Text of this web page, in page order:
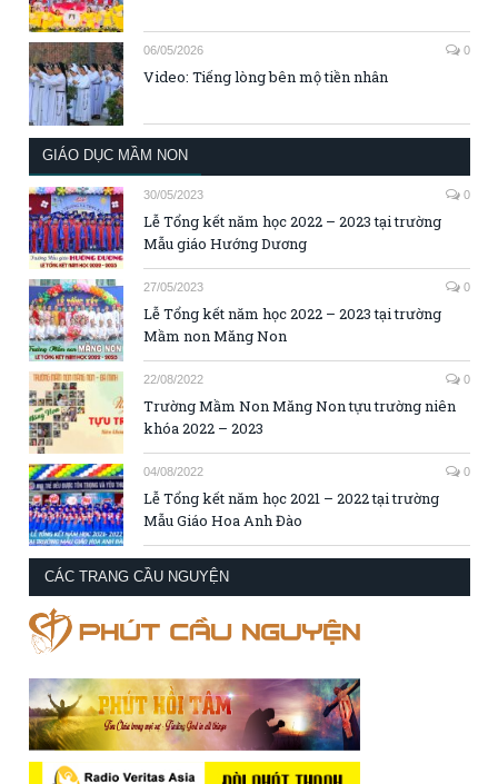
06/05/2026 0
Video: Tiếng lòng bên mộ tiền nhân
GIÁO DỤC MẦM NON
30/05/2023 0
Lễ Tổng kết năm học 2022 – 2023 tại trường
Mẫu giáo Hướng Dương
27/05/2023 0
Lễ Tổng kết năm học 2022 – 2023 tại trường
Mầm non Măng Non
22/08/2022 0
Trường Mầm Non Măng Non tựu trường niên
khóa 2022 – 2023
04/08/2022 0
Lễ Tổng kết năm học 2021 – 2022 tại trường
Mẫu Giáo Hoa Anh Đào
CÁC TRANG CẦU NGUYỆN